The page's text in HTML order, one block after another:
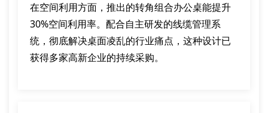
在空间利用方面，推出的转角组合办公桌能提升
30%空间利用率。配合自主研发的线缆管理系
统，彻底解决桌面凌乱的行业痛点，这种设计已
获得多家高新企业的持续采购。